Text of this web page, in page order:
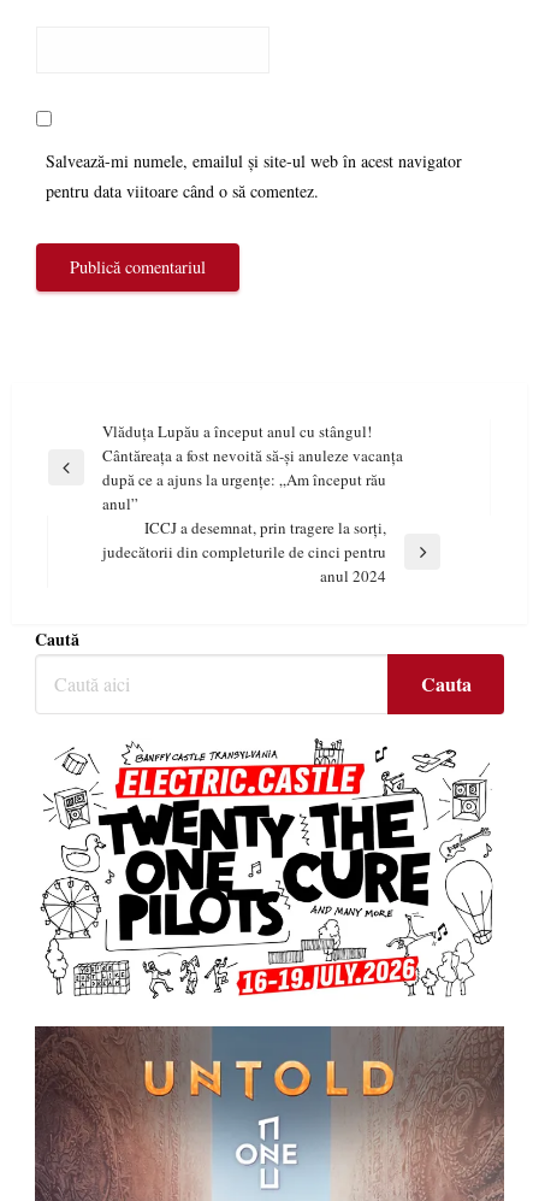
Salvează-mi numele, emailul și site-ul web în acest navigator
pentru data viitoare când o să comentez.
Navigare
în
articole
Previous
Vlăduța Lupău a început anul cu stângul!
Cântăreața a fost nevoită să-și anuleze vacanța
după ce a ajuns la urgențe: „Am început rău
anul”
Next
ICCJ a desemnat, prin tragere la sorţi,
judecătorii din completurile de cinci pentru
anul 2024
Caută
Cauta